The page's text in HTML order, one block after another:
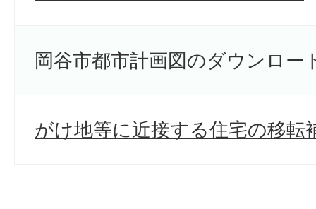
岡谷市都市計画図のダウンロー
がけ地等に近接する住宅の移転